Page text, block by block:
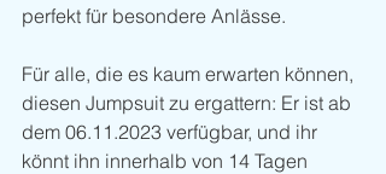
perfekt für besondere Anlässe.
Für alle, die es kaum erwarten können,
diesen Jumpsuit zu ergattern: Er ist ab
dem 06.11.2023 verfügbar, und ihr
könnt ihn innerhalb von 14 Tagen